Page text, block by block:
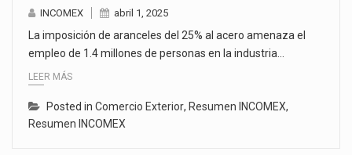
INCOMEX abril 1, 2025
La imposición de aranceles del 25% al acero amenaza el
empleo de 1.4 millones de personas en la industria…
LEER MÁS
Posted in Comercio Exterior, Resumen INCOMEX,
Resumen INCOMEX